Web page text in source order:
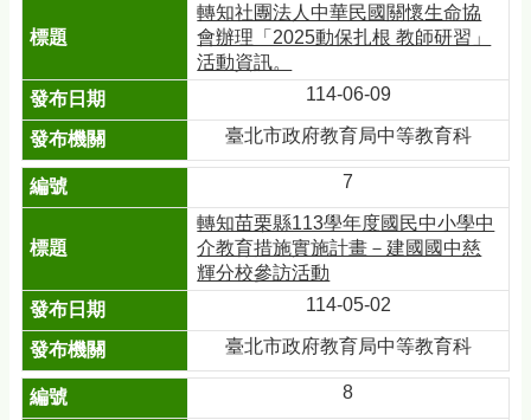
轉知社團法人中華民國關懷生命協
會辦理「2025動保扎根 教師研習」
活動資訊。
114-06-09
臺北市政府教育局中等教育科
7
轉知苗栗縣113學年度國民中小學中
介教育措施實施計畫－建國國中慈
輝分校參訪活動
114-05-02
臺北市政府教育局中等教育科
8